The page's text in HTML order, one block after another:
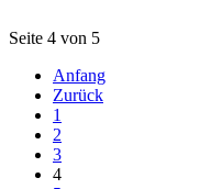
Seite 4 von 5
Anfang
Zurück
1
2
3
4